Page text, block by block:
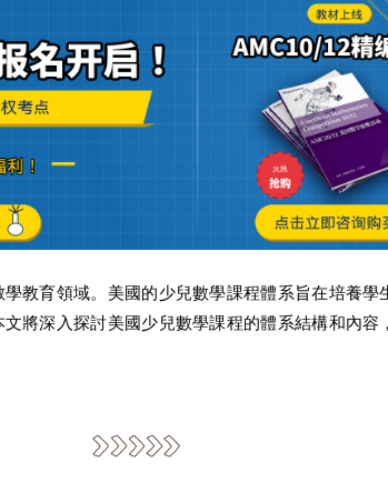
教育領域。美國的少兒數學課程體系旨在培養學
將深入探討美國少兒數學課程的體系結構和內容